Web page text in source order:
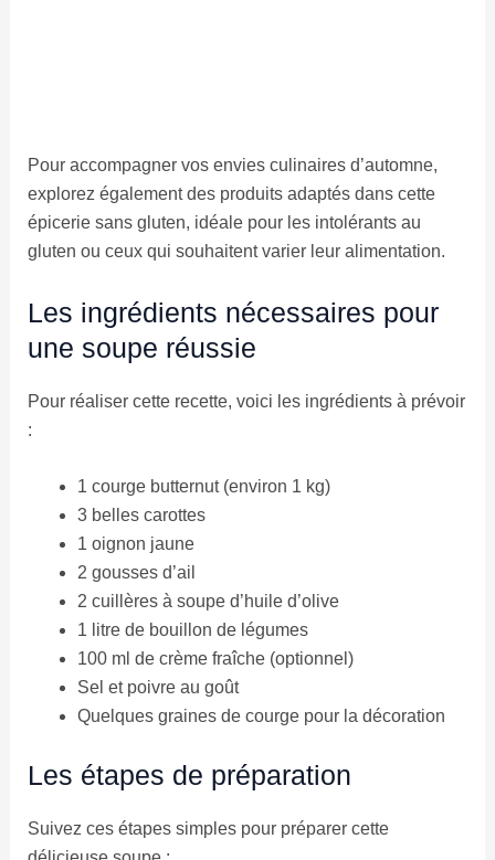
Pour accompagner vos envies culinaires d’automne,
explorez également des produits adaptés dans cette
épicerie sans gluten, idéale pour les intolérants au
gluten ou ceux qui souhaitent varier leur alimentation.
Les ingrédients nécessaires pour
une soupe réussie
Pour réaliser cette recette, voici les ingrédients à prévoir
:
1 courge butternut (environ 1 kg)
3 belles carottes
1 oignon jaune
2 gousses d’ail
2 cuillères à soupe d’huile d’olive
1 litre de bouillon de légumes
100 ml de crème fraîche (optionnel)
Sel et poivre au goût
Quelques graines de courge pour la décoration
Les étapes de préparation
Suivez ces étapes simples pour préparer cette